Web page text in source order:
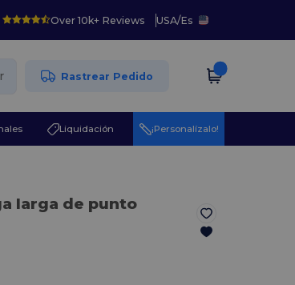
Over 10k+ Reviews USA/Es
Rastrear Pedido
Liquidación ¡Personalízalo!
larga de punto